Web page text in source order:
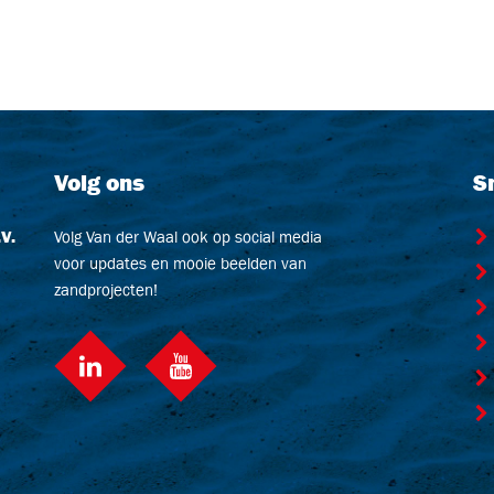
Volg ons
Volg Van der Waal ook op social media
voor updates en mooie beelden van
zandprojecten!
LinkedIn Youtube